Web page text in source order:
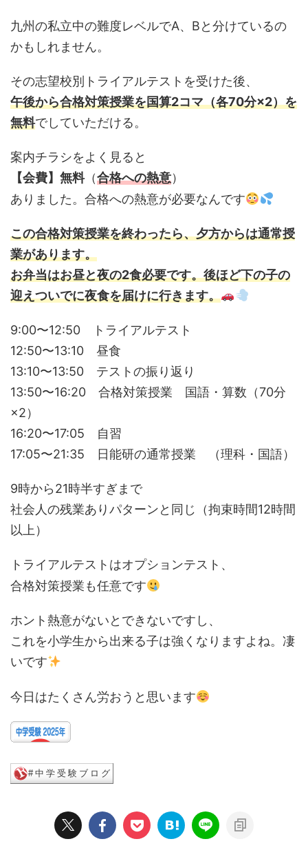
九州の私立中の難度レベルでA、Bと分けているの
かもしれません。
その志望校別トライアルテストを受けた後、
午後から合格対策授業を国算2コマ（各70分×2）を
無料でしていただける。
案内チラシをよく見ると
【会費】無料（合格への熱意）
ありました。合格への熱意が必要なんです
この合格対策授業を終わったら、夕方からは通常授
業があります。
お弁当はお昼と夜の2食必要です。後ほど下の子の
迎えついでに夜食を届けに行きます。
9:00〜12:50 トライアルテスト
12:50〜13:10 昼食
13:10〜13:50 テストの振り返り
13:50〜16:20 合格対策授業 国語・算数（70分
×2）
16:20〜17:05 自習
17:05〜21:35 日能研の通常授業 （理科・国語）
9時から21時半すぎまで
社会人の残業ありパターンと同じ（拘束時間12時間
以上）
トライアルテストはオプションテスト、
合格対策授業も任意です
ホント熱意がないとできないですし、
これを小学生から出来る子は強くなりますよね。凄
いです
今日はたくさん労おうと思います